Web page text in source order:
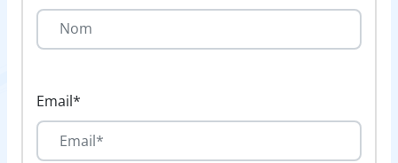
Email*